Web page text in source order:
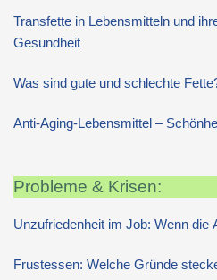
Transfette in Lebensmitteln und
Gesundheit
Was sind gute und schlechte
Anti-Aging-Lebensmittel –
Probleme & Krisen:
Unzufriedenheit im Job: Wenn die
Frustessen: Welche Gründe